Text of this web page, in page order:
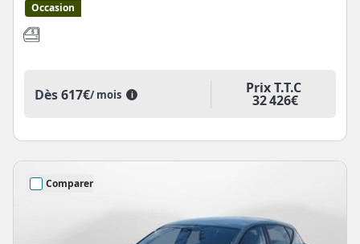
Occasion
Dès617€/ mois i Prix T.T.C
32 426€
Comparer